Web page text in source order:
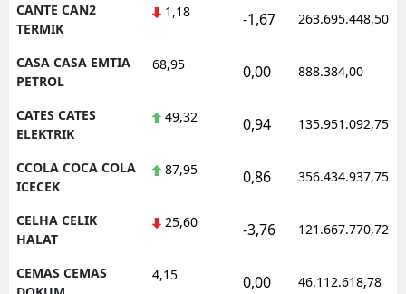
CANTE CAN2
TERMIK
1,18 -1,67 263.695.448,50
CASA CASA EMTIA
PETROL
68,95 0,00 888.384,00
CATES CATES
ELEKTRIK
49,32 0,94 135.951.092,75
CCOLA COCA COLA
ICECEK
87,95 0,86 356.434.937,75
CELHA CELIK
HALAT
25,60 -3,76 121.667.770,72
CEMAS CEMAS
4,15 0,00 46.112.618,78